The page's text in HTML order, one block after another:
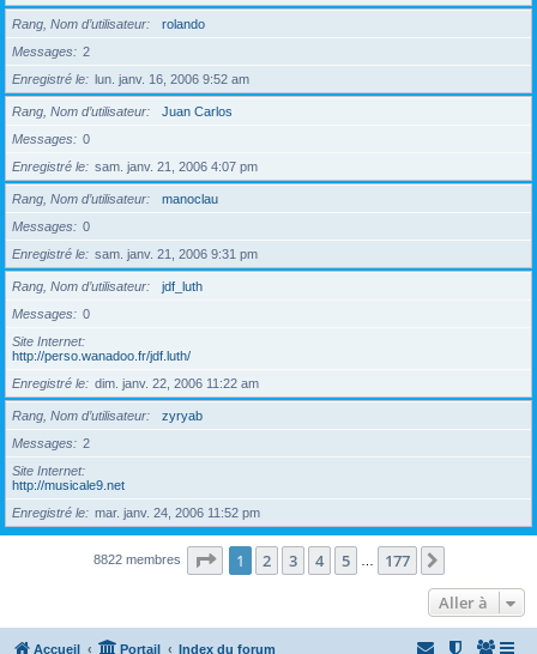
Rang, Nom d’utilisateur
rolando
Messages
2
Enregistré le
lun. janv. 16, 2006 9:52 am
Rang, Nom d’utilisateur
Juan Carlos
Messages
0
Enregistré le
sam. janv. 21, 2006 4:07 pm
Rang, Nom d’utilisateur
manoclau
Messages
0
Enregistré le
sam. janv. 21, 2006 9:31 pm
Rang, Nom d’utilisateur
jdf_luth
Messages
0
Site Internet
http://perso.wanadoo.fr/jdf.luth/
Enregistré le
dim. janv. 22, 2006 11:22 am
Rang, Nom d’utilisateur
zyryab
Messages
2
Site Internet
http://musicale9.net
Enregistré le
mar. janv. 24, 2006 11:52 pm
8822 membres Page 1sur177
1 2 3 4 5 177
Aller à
Accueil Portail Index du forum